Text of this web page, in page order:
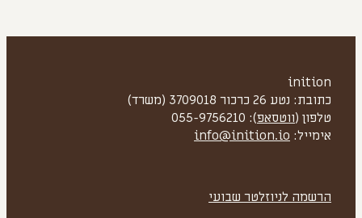
inition
כתובת: נטע 26 כרכור 3709018 (משרד)
טלפון (ווטסאפ): 055-9756210
אימייל: info@inition.io
הרשמה לניוזלטר שבועי